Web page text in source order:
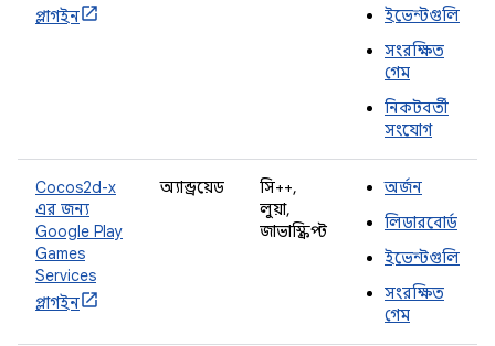
প্লাগইন
ইভেন্টগুলি
সংরক্ষিত
গেম
নিকটবর্তী
সংযোগ
Cocos2d-x
এর জন্য
Google Play
Games
Services
প্লাগইন
অ্যান্ড্রয়েড
সি++,
লুয়া,
জাভাস্ক্রিপ্ট
অর্জন
লিডারবোর্ড
ইভেন্টগুলি
সংরক্ষিত
গেম